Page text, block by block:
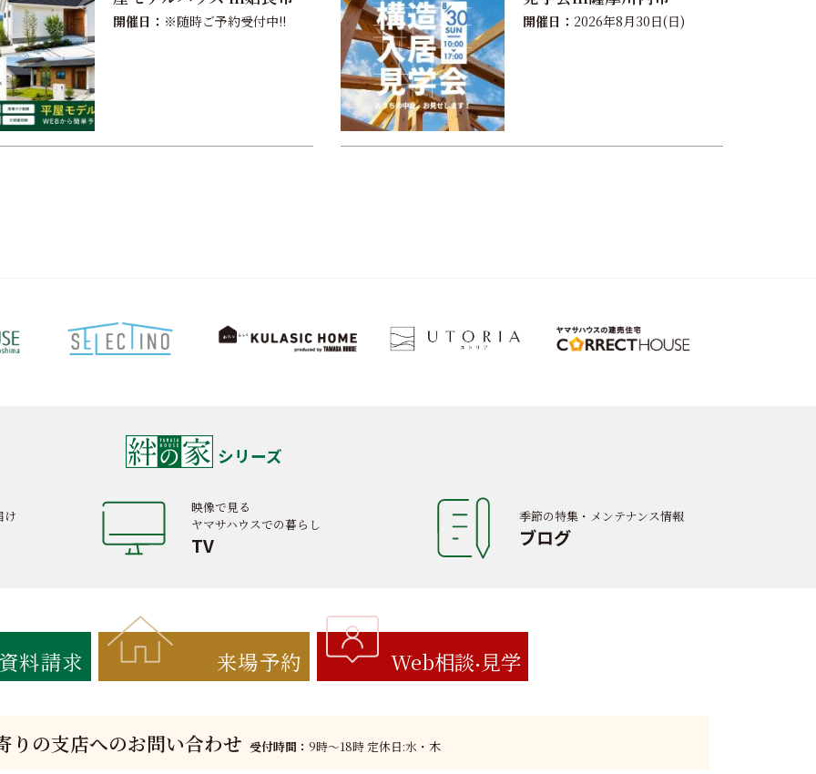
開催日： ※随時ご予約受付中!! 開催日： 2026年8月30日(日)
シリーズ
け
映像で見る
ヤマサハウスでの暮らし
TV
季節の特集・メンテナンス情報
ブログ
料請求 来場予約 Web相談 見学
りの支店へのお問い合わせ 受付時間： 9時〜18時 定休日:水・木